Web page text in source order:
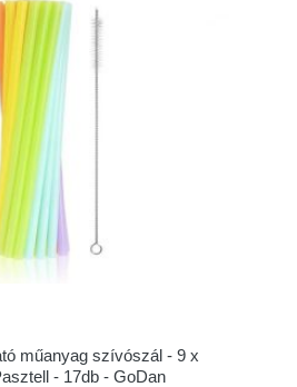
műanyag szívószál - 9 x
- 17db - GoDan